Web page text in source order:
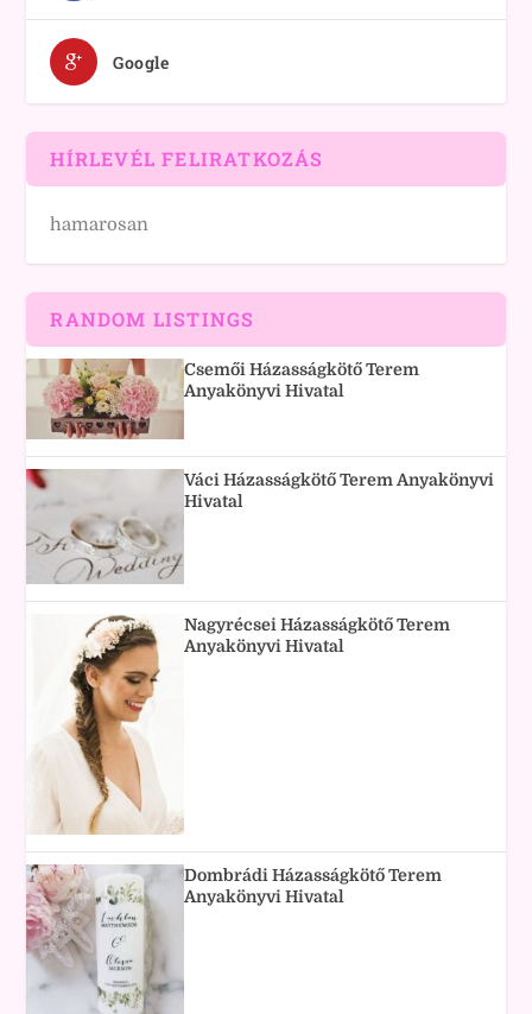
Google
HÍRLEVÉL FELIRATKOZÁS
hamarosan
RANDOM LISTINGS
Csemői Házasságkötő Terem
Anyakönyvi Hivatal
Váci Házasságkötő Terem Anyakönyvi
Hivatal
Nagyrécsei Házasságkötő Terem
Anyakönyvi Hivatal
Dombrádi Házasságkötő Terem
Anyakönyvi Hivatal